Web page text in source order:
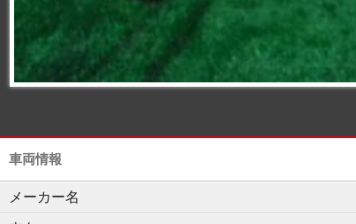
車両情報
メーカー名